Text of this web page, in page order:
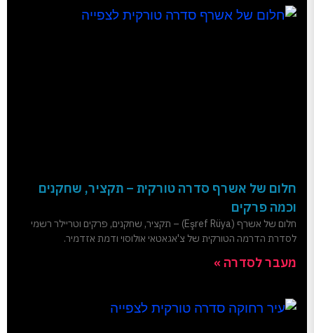
חלום של אשרף סדרה טורקית – תקציר, שחקנים
וכמה פרקים
חלום של אשרף (Eşref Rüya) – תקציר, שחקנים, פרקים וטריילר רשמי
לסדרת הדרמה הטורקית של צ'אגאטאי אולוסוי ודמת אזדמיר.
מעבר לסדרה »